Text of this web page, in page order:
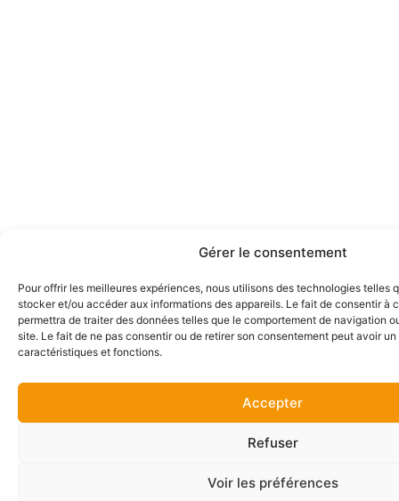
Gérer le consentement
Pour offrir les meilleures expériences, nous utilisons des technologies telles
stocker et/ou accéder aux informations des appareils. Le fait de consentir à
permettra de traiter des données telles que le comportement de navigation
site. Le fait de ne pas consentir ou de retirer son consentement peut avoir
caractéristiques et fonctions.
Accepter
Refuser
Voir les préférences